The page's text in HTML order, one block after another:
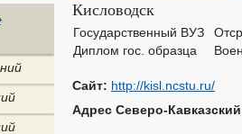
Кисловодск
Государственный ВУЗ
Диплом гос. образца
Сайт: http://kisl.ncstu.ru/
Адрес Северо-